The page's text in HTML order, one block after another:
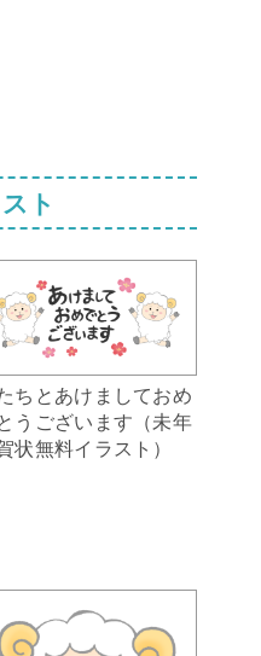
ト
ちとあけましておめ
うございます（未年
状無料イラスト）